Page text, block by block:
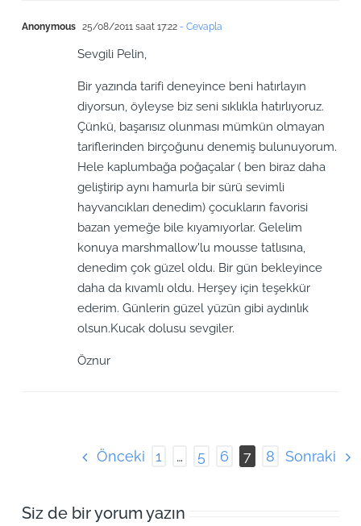
Anonymous 25/08/2011 saat 17:22- Cevapla
Sevgili Pelin,
Bir yazında tarifi deneyince beni hatırlayın
diyorsun, öyleyse biz seni sıklıkla hatırlıyoruz.
Çünkü, başarısız olunması mümkün olmayan
tariflerinden birçoğunu denemiş bulunuyorum.
Hele kaplumbağa poğaçalar ( ben biraz daha
geliştirip aynı hamurla bir sürü sevimli
hayvancıkları denedim) çocukların favorisi
bazan yemeğe bile kıyamıyorlar. Gelelim
konuya marshmallow'lu mousse tatlısına,
denedim çok güzel oldu. Bir gün bekleyince
daha da kıvamlı oldu. Herşey için teşekkür
ederim. Günlerin güzel yüzün gibi aydınlık
olsun.Kucak dolusu sevgiler.
Öznur
Önceki 1 … 5 6 7 8 Sonraki
Siz de bir yorum yazın